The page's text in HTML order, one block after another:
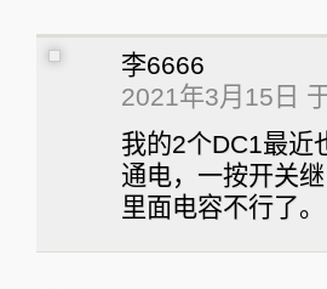
李6666
2021年3月15日
我的2个DC1最近
通电，一按开关
里面电容不行了。